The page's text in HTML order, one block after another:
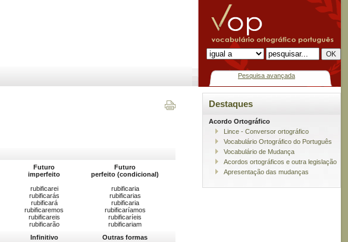
Pesquisa avançada
Futuro
imperfeito
Futuro
perfeito (condicional)
rubificarei
rubificarás
rubificará
rubificaremos
rubificareis
rubificarão
rubificaria
rubificarias
rubificaria
rubificaríamos
rubificaríeis
rubificariam
Infinitivo Outras formas
Destaques
Acordo Ortográfico
Lince - Conversor ortográfico
Vocabulário Ortográfico do Português
Vocabulário de Mudança
Acordos ortográficos e outra legislação
Apresentação das mudanças